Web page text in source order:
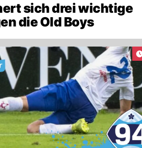
sich drei wichtige
die Old Boys